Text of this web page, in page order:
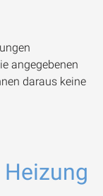
angegebenen
daraus keine